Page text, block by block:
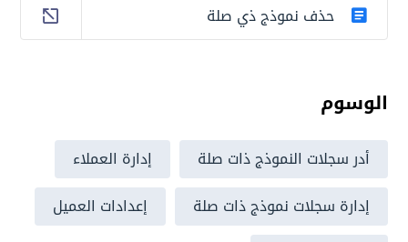
حذف نموذج ذي صلة
الوسوم
أدر سجلات النموذج ذات صلة
إدارة العملاء
إدارة سجلات نموذج ذات صلة
إعدادات العميل